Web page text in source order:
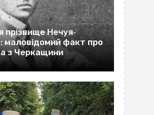
прізвище Нечуя‐
маловідомий факт про
з Черкащини